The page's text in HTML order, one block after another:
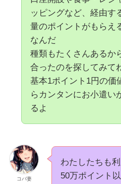
ッピングなど、経由す
量のポイントがもらえ
なんだ
種類もたくさんあるか
合ったのを探してみて
基本1ポイント1円の価
らカンタンにお小遣い
るよ
コバ妻
わたしたちも
50万ポイント